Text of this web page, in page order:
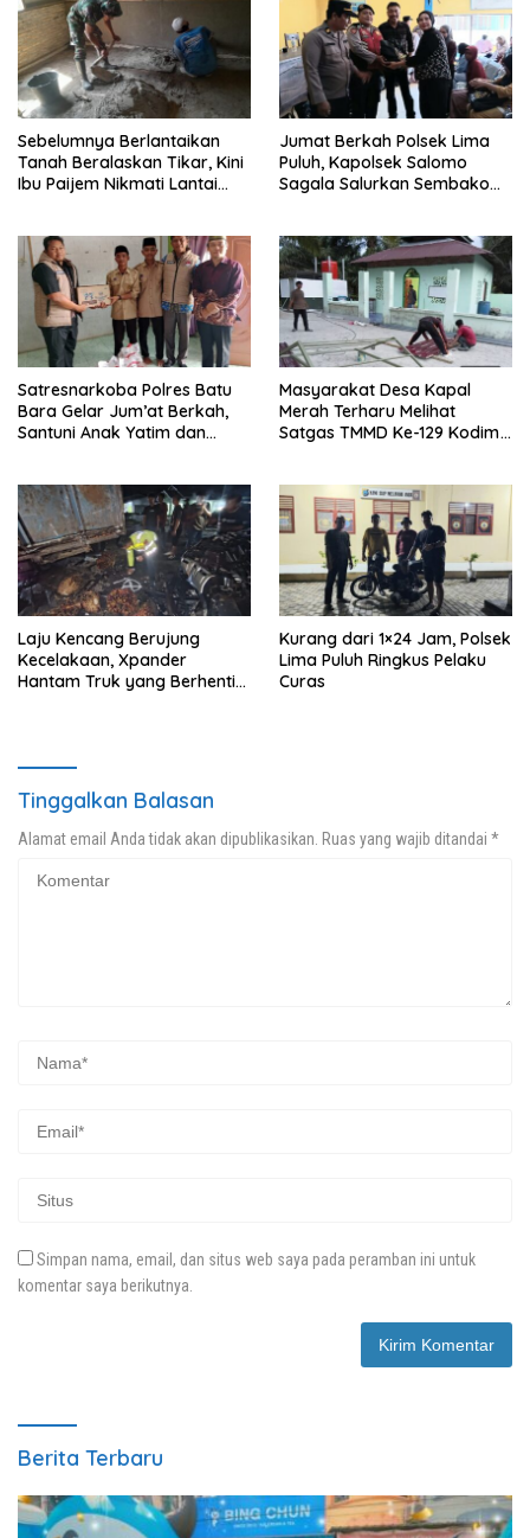
Sebelumnya Berlantaikan
Tanah Beralaskan Tikar, Kini
Ibu Paijem Nikmati Lantai
0208/Asahan
Jumat Berkah Polsek Lima
Puluh, Kapolsek Salomo
Sagala Salurkan Sembako
Satresnarkoba Polres Batu
Bara Gelar Jum’at Berkah,
Santuni Anak Yatim dan
Masyarakat Desa Kapal
Merah Terharu Melihat
Satgas TMMD Ke-129 Kodim
Mushollah Al Maghribi
Laju Kencang Berujung
Kecelakaan, Xpander
Hantam Truk yang Berhenti
Kurang dari 1×24 Jam, Polsek
Lima Puluh Ringkus Pelaku
Curas
Tinggalkan Balasan
Alamat email Anda tidak akan dipublikasikan. Ruas yang wajib ditandai *
Simpan nama, email, dan situs web saya pada peramban ini untuk
komentar saya berikutnya.
Berita Terbaru